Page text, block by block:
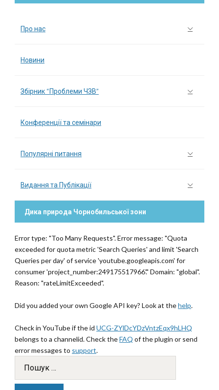
Про нас
Новини
Збірник “Проблеми ЧЗВ”
Конференції та семінари
Популярні питання
Видання та Публікації
Дика природа Чорнобильської зони
Error type: "Too Many Requests". Error message: "Quota
exceeded for quota metric 'Search Queries' and limit 'Search
Queries per day' of service 'youtube.googleapis.com' for
consumer 'project_number:249175517966'." Domain: "global".
Reason: "rateLimitExceeded".
Did you added your own Google API key? Look at thehelp.
Check in YouTube if the id UCG-ZYlDcYDzVntzEqx9hLHQ
belongs to a channelid. Check theFAQ of the plugin or send
error messages to support.